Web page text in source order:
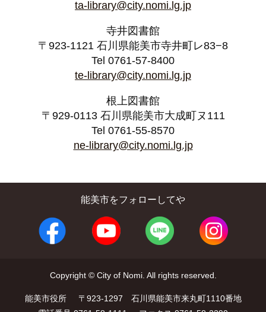
ta-library@city.nomi.lg.jp
寺井図書館
〒923-1121 石川県能美市寺井町レ83−8
Tel 0761-57-8400
te-library@city.nomi.lg.jp
根上図書館
〒929-0113 石川県能美市大成町ヌ111
Tel 0761-55-8570
ne-library@city.nomi.lg.jp
能美市をフォローしてや
Copyright © City of Nomi. All rights reserved.
能美市役所
〒923-1297 石川県能美市来丸町1110番地